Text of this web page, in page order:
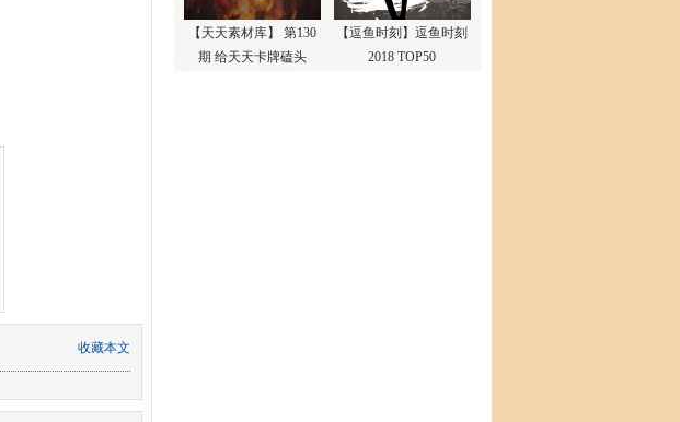
收藏本文
【天天素材库】 第130
期 给天天卡牌磕头
【逗鱼时刻】逗鱼时刻
2018 TOP50